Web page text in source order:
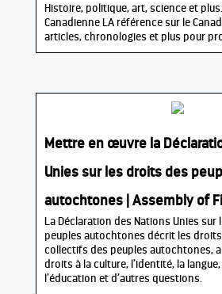
Histoire, politique, art, science et
Canadienne LA référence sur le
articles, chronologies et plus pour
Mettre en œuvre la
Unies sur les droits des
autochtones | Assembly of
La Déclaration des Nations Unies sur
peuples autochtones décrit les
collectifs des peuples autochtones,
droits à la culture, l’identité, la
l’éducation et d’autres questions.